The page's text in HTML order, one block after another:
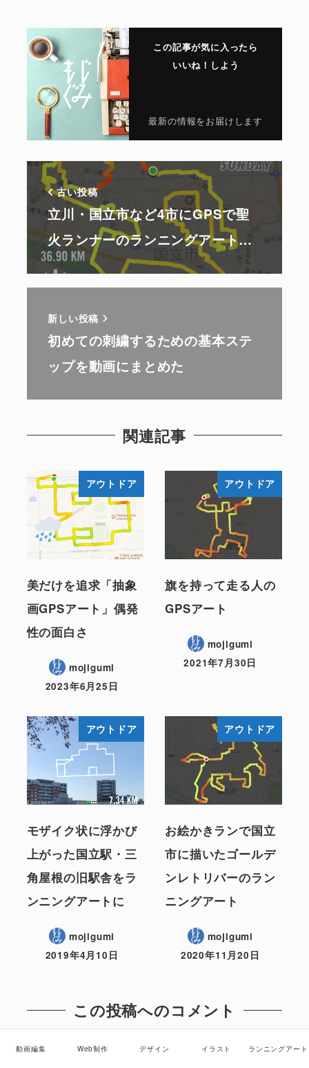
この記事が気に入ったら
いいね！しよう
最新の情報をお届けします
古い投稿
立川・国立市など4市にGPSで聖
火ランナーのランニングアート…
新しい投稿
初めての刺繍するための基本ステ
ップを動画にまとめた
関連記事
アウトドア
美だけを追求「抽象
画GPSアート」偶発
性の面白さ
mojigumi
2023年6月25日
アウトドア
旗を持って走る人の
GPSアート
mojigumi
2021年7月30日
アウトドア
モザイク状に浮かび
上がった国立駅・三
角屋根の旧駅舎をラ
ンニングアートに
mojigumi
2019年4月10日
アウトドア
お絵かきランで国立
市に描いたゴールデ
ンレトリバーのラン
ニングアート
mojigumi
2020年11月20日
この投稿へのコメント
コメントはありません。
動画編集 Web制作 デザイン イラスト ランニングアート